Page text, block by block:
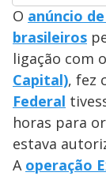
O anúncio
brasileiros
ligação com o
Capital), fez
Federal
horas para
estava
A operação